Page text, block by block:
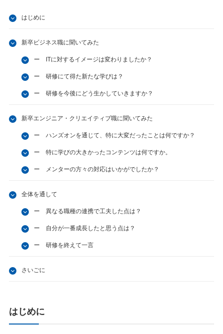
はじめに
新卒ビジネス職に聞いてみた
ー ITに対するイメージは変わりましたか？
ー 研修にて得た新たな学びは？
ー 研修を今後にどう生かしていきますか？
新卒エンジニア・クリエイティブ職に聞いてみた
ー ハンズオンを通じて、特に大変だったことは何ですか？
ー 特に学びの大きかったコンテンツは何ですか。
ー メンターの方々の対応はいかがでしたか？
全体を通して
ー 異なる職種の連携で工夫した点は？
ー 自分が一番成長したと思う点は？
ー 研修を終えて一言
さいごに
はじめに